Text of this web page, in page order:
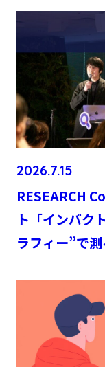
2026.7.15
RESEARCH
ト「インパク
ラフィー”で測